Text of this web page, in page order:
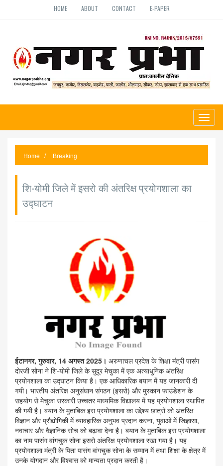
HOME ABOUT CONTACT E-PAPER
Home Breaking
शि-योमी जिले में इसरो की अंतरिक्ष प्रयोगशाला का
उद्घाटन
ईटानगर, गुरुवार, 14 अगस्त 2025। अरुणाचल प्रदेश के शिक्षा मंत्री पासंग
दोरजी सोना ने शि-योमी जिले के सुदूर मेचुका में एक अत्याधुनिक अंतरिक्ष
प्रयोगशाला का उद्घाटन किया है। एक आधिकारिक बयान में यह जानकारी दी
गयी। भारतीय अंतरिक्ष अनुसंधान संगठन (इसरो) और मुस्कान फाउंडेशन के
सहयोग से मेचुका सरकारी उच्चतर माध्यमिक विद्यालय में यह प्रयोगशाला स्थापित
की गयी है। बयान के मुताबिक इस प्रयोगशाला का उद्देश्य छात्रों को अंतरिक्ष
विज्ञान और प्रौद्योगिकी में व्यावहारिक अनुभव प्रदान करना, युवाओं में जिज्ञासा,
नवाचार और वैज्ञानिक सोच को बढ़ावा देना है। बयान के मुताबिक इस प्रयोगशाला
का नाम पासंग वांगचुक सोना इसरो अंतरिक्ष प्रयोगशाला रखा गया है। यह
प्रयोगशाला मंत्री के पिता पासंग वांगचुक सोना के सम्मान में तथा शिक्षा के क्षेत्र में
उनके योगदान और विश्वास को मान्यता प्रदान करती है।